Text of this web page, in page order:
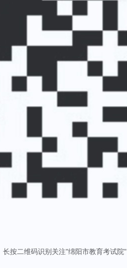
长按二维码识别关注"绵阳市教育考试院"